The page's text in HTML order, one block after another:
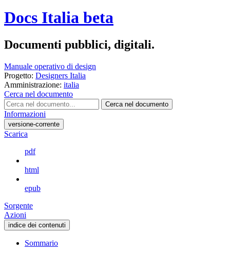
Docs Italia beta
Documenti pubblici, digitali.
Manuale operativo di design
Progetto: Designers Italia
Amministrazione: italia
Cerca nel documento
Cerca nel documento
Informazioni
versione-corrente
Scarica
pdf
html
epub
Sorgente
Azioni
indice dei contenuti
Sommario